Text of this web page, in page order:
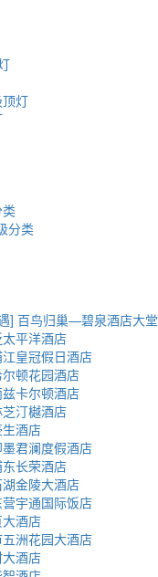
灯
分类
] 百鸟归巢—碧泉酒店大堂
平洋酒店
江皇冠假日酒店
顿花园酒店
卡尔顿酒店
汀樾酒店
酒店
君澜度假酒店
东长荣酒店
金陵大酒店
宇通国际饭店
酒店
洲花园大酒店
酒店